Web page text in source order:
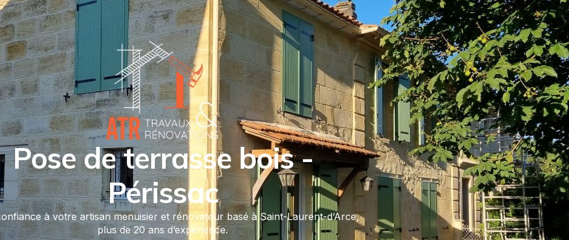
Pose de terrasse bois -
Périssac
à votre artisan menuisier et rénovateur basé à Saint-Laurent-d’Arce,
plus de 20 ans d’expérience.